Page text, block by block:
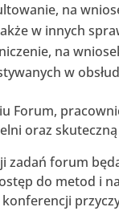
na
w innych
na
w
Forum,
oraz
zadań forum
do metod i